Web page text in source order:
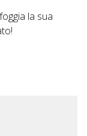
la sua